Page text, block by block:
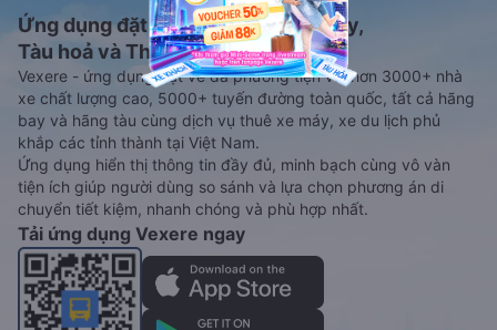
Ứng dụng đặt vé Xe khách, Máy bay,
Tàu hoả và Thuê xe
Vexere - ứng dụng đặt vé đa phương tiện với hơn 3000+ nhà
xe chất lượng cao, 5000+ tuyến đường toàn quốc, tất cả hãng
bay và hãng tàu cùng dịch vụ thuê xe máy, xe du lịch phủ
khắp các tỉnh thành tại Việt Nam.
Ứng dụng hiển thị thông tin đầy đủ, minh bạch cùng vô vàn
tiện ích giúp người dùng so sánh và lựa chọn phương án di
chuyển tiết kiệm, nhanh chóng và phù hợp nhất.
Tải ứng dụng Vexere ngay